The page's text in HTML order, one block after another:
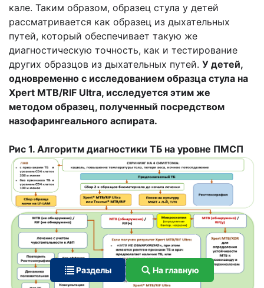
кале. Таким образом, образец стула у детей
рассматривается как образец из дыхательных
путей, который обеспечивает такую же
диагностическую точность, как и тестирование
других образцов из дыхательных путей. У детей,
одновременно с исследованием образца стула на
Xpert MTB/RIF Ultra, исследуется этим же
методом образец, полученный посредством
назофарингеального аспирата.
Рис 1. Алгоритм диагностики ТБ на уровне ПМСП
Разделы На главную